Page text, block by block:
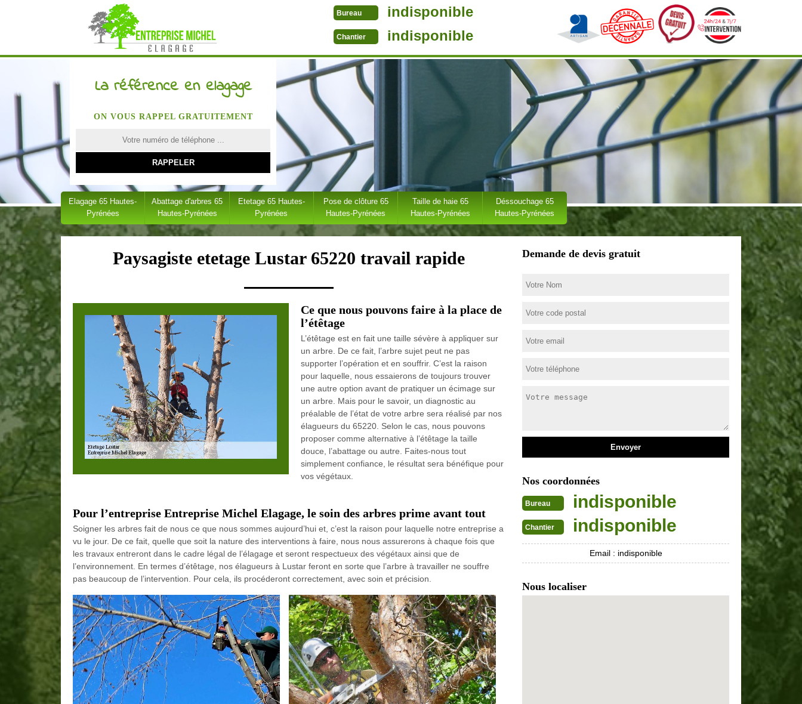
Bureau indisponible
Chantier indisponible
La référence en elagage
ON VOUS RAPPEL GRATUITEMENT
Elagage 65 Hautes-
Pyrénées
Abattage d'arbres 65
Hautes-Pyrénées
Etetage 65 Hautes-
Pyrénées
Pose de clôture 65
Hautes-Pyrénées
Taille de haie 65
Hautes-Pyrénées
Déssouchage 65
Hautes-Pyrénées
Paysagiste etetage Lustar 65220 travail rapide
Ce que nous pouvons faire à la place de
l’étêtage
L’étêtage est en fait une taille sévère à appliquer sur
un arbre. De ce fait, l’arbre sujet peut ne pas
supporter l’opération et en souffrir. C’est la raison
pour laquelle, nous essaierons de toujours trouver
une autre option avant de pratiquer un écimage sur
un arbre. Mais pour le savoir, un diagnostic au
préalable de l’état de votre arbre sera réalisé par nos
élagueurs du 65220. Selon le cas, nous pouvons
proposer comme alternative à l’étêtage la taille
douce, l’abattage ou autre. Faites-nous tout
simplement confiance, le résultat sera bénéfique pour
vos végétaux.
Pour l’entreprise Entreprise Michel Elagage, le soin des arbres prime avant tout
Soigner les arbres fait de nous ce que nous sommes aujourd’hui et, c’est la raison pour laquelle notre entreprise a
vu le jour. De ce fait, quelle que soit la nature des interventions à faire, nous nous assurerons à chaque fois que
les travaux entreront dans le cadre légal de l’élagage et seront respectueux des végétaux ainsi que de
l’environnement. En termes d’étêtage, nos élagueurs à Lustar feront en sorte que l’arbre à travailler ne souffre
pas beaucoup de l’intervention. Pour cela, ils procéderont correctement, avec soin et précision.
Demande de devis gratuit
Nos coordonnées
Bureau indisponible
Chantier indisponible
Email : indisponible
Nous localiser